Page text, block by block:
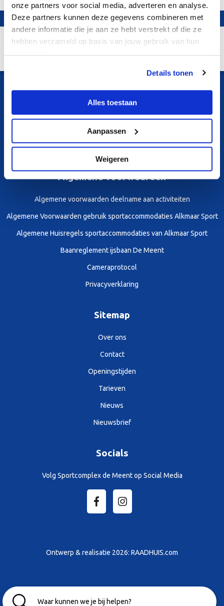
onze partners voor social media, adverteren en analyse.
Deze partners kunnen deze gegevens combineren met
andere informatie die je aan ze hebt verstrekt of die ze
hebben verzameld op basis van jouw gebruik van hun
services.
Details tonen
Alles toestaan
Aanpassen
Weigeren
Algemene voorwaarden
Algemene voorwaarden deelname aan activiteiten
Algemene Voorwaarden gebruik sportaccommodaties Alkmaar Sport
Algemene Huisregels sportaccommodaties van Alkmaar Sport
Baanreglement ijsbaan De Meent
Cameraprotocol
Privacyverklaring
Sitemap
Over ons
Contact
Openingstijden
Tarieven
Nieuws
Nieuwsbrief
Socials
Volg Sportcomplex de Meent op Social Media
Ontwerp & realisatie 2026: RAADHUIS.com